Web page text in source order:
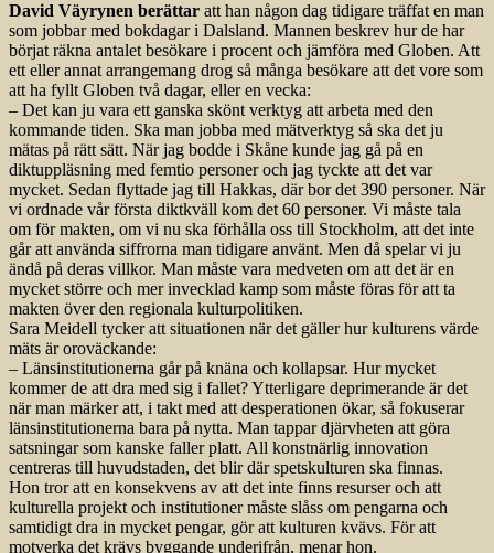
David Väyrynen berättar att han någon dag tidigare träffat en man
som jobbar med bokdagar i Dalsland. Mannen beskrev hur de har
börjat räkna antalet besökare i procent och jämföra med Globen. Att
ett eller annat arrangemang drog så många besökare att det vore som
att ha fyllt Globen två dagar, eller en vecka:
– Det kan ju vara ett ganska skönt verktyg att arbeta med den
kommande tiden. Ska man jobba med mätverktyg så ska det ju
mätas på rätt sätt. När jag bodde i Skåne kunde jag gå på en
diktuppläsning med femtio personer och jag tyckte att det var
mycket. Sedan flyttade jag till Hakkas, där bor det 390 personer. När
vi ordnade vår första diktkväll kom det 60 personer. Vi måste tala
om för makten, om vi nu ska förhålla oss till Stockholm, att det inte
går att använda siffrorna man tidigare använt. Men då spelar vi ju
ändå på deras villkor. Man måste vara medveten om att det är en
mycket större och mer invecklad kamp som måste föras för att ta
makten över den regionala kulturpolitiken.
Sara Meidell tycker att situationen när det gäller hur kulturens värde
mäts är oroväckande:
– Länsinstitutionerna går på knäna och kollapsar. Hur mycket
kommer de att dra med sig i fallet? Ytterligare deprimerande är det
när man märker att, i takt med att desperationen ökar, så fokuserar
länsinstitutionerna bara på nytta. Man tappar djärvheten att göra
satsningar som kanske faller platt. All konstnärlig innovation
centreras till huvudstaden, det blir där spetskulturen ska finnas.
Hon tror att en konsekvens av att det inte finns resurser och att
kulturella projekt och institutioner måste slåss om pengarna och
samtidigt dra in mycket pengar, gör att kulturen kvävs. För att
motverka det krävs byggande underifrån, menar hon.